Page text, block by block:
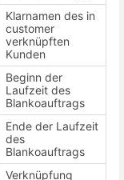
Klarnamen des in
customer
verknüpften
Kunden
Beginn der
Laufzeit des
Blankoauftrags
Ende der Laufzeit
des
Blankoauftrags
Verknüpfung